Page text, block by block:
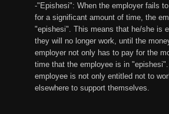
-"Epishesi": When the employer fails
for a significant amount of time, the
"epishesi". This means that he/she is
they will no longer work, until the
employer not only has to pay for the
time that the employee is in
employee is not only entitled not to
elsewhere to support themselves.